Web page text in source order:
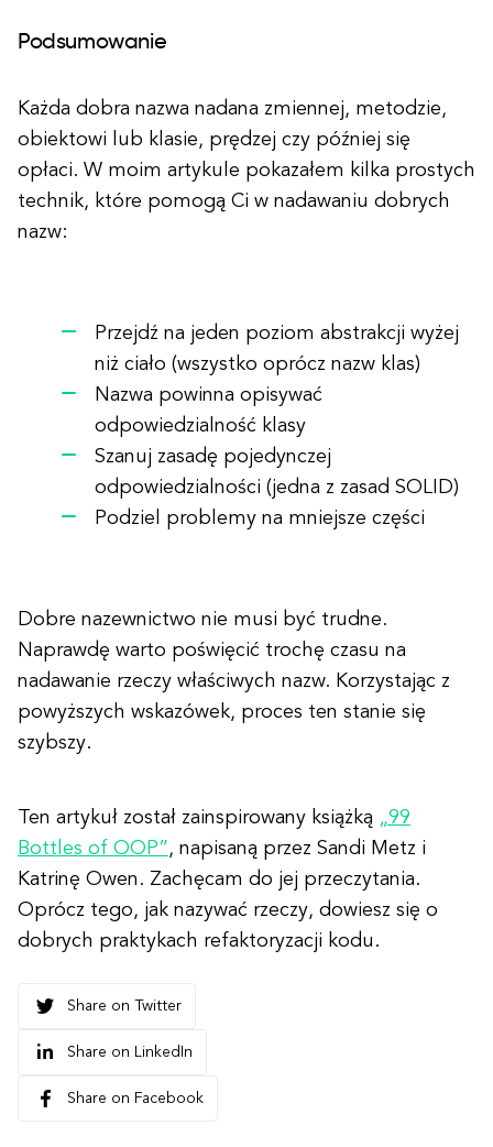
Podsumowanie
Każda dobra nazwa nadana zmiennej, metodzie,
obiektowi lub klasie, prędzej czy później się
opłaci. W moim artykule pokazałem kilka prostych
technik, które pomogą Ci w nadawaniu dobrych
nazw:
Przejdź na jeden poziom abstrakcji wyżej
niż ciało (wszystko oprócz nazw klas)
Nazwa powinna opisywać
odpowiedzialność klasy
Szanuj zasadę pojedynczej
odpowiedzialności (jedna z zasad SOLID)
Podziel problemy na mniejsze części
Dobre nazewnictwo nie musi być trudne.
Naprawdę warto poświęcić trochę czasu na
nadawanie rzeczy właściwych nazw. Korzystając z
powyższych wskazówek, proces ten stanie się
szybszy.
Ten artykuł został zainspirowany książką „99
Bottles of OOP”, napisaną przez Sandi Metz i
Katrinę Owen. Zachęcam do jej przeczytania.
Oprócz tego, jak nazywać rzeczy, dowiesz się o
dobrych praktykach refaktoryzacji kodu.
Share on Twitter
Share on LinkedIn
Share on Facebook